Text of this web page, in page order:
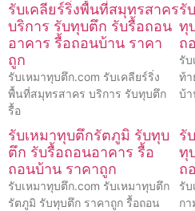
รับเคลียร์ริ่งพื้นที่สมุทรสาคร
บริการ รับทุบตึก รับรื้อถอน
อาคาร รื้อถอนบ้าน ราคา
ถูก
รับเหมาทุบตึก.com รับเคลียร์ริ่ง
พื้นที่สมุทรสาคร บริการ รับทุบตึก
รื้อ
รั
ทุ
ถ
รั
ท้า
บ้า
รับเหมาทุบตึกรัตภูมิ รับทุบ
ตึก รับรื้อถอนอาคาร รื้อ
ถอนบ้าน ราคาถูก
รับเหมาทุบตึก.com รับเหมาทุบตึก
รัตภูมิ รับทุบตึก ราคาถูก รื้อถอน
รั
ทุ
ถ
รั
ก